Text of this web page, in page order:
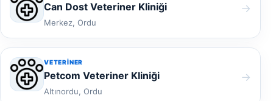
Can Dost Veteriner Kliniği
Merkez, Ordu
→
VETERINER
Petcom Veteriner Kliniği
Altınordu, Ordu
→